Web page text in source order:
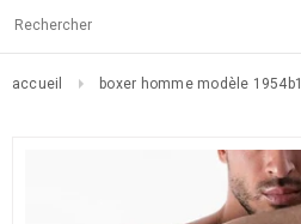
accueil boxer homme modèle 1954b1